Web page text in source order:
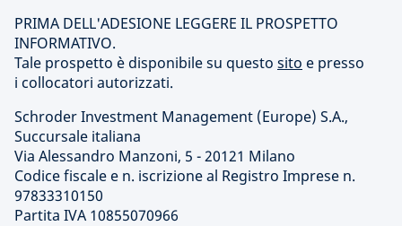
PRIMA DELL'ADESIONE LEGGERE IL PROSPETTO
INFORMATIVO.
Tale prospetto è disponibile su questo sito e presso
i collocatori autorizzati.
Schroder Investment Management (Europe) S.A.,
Succursale italiana
Via Alessandro Manzoni, 5 - 20121 Milano
Codice fiscale e n. iscrizione al Registro Imprese n.
97833310150
Partita IVA 10855070966